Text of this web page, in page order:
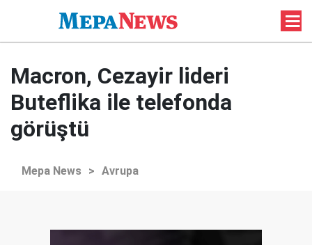
Macron, Cezayir lideri
Buteflika ile telefonda
görüştü
Mepa News > Avrupa